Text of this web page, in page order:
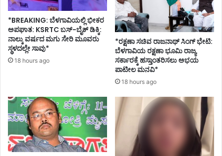
*BREAKING: ಬೆಳಗಾವಿಯಲ್ಲಿ ಭೀಕರ
ಅಪಘಾತ: KSRTC ಬಸ್-ಬೈಕ್ ಡಿಕ್ಕಿ:
ನಾಲ್ಕು ವರ್ಷದ ಮಗು ಸೇರಿ ಮೂವರು
ಸ್ಥಳದಲ್ಲೇ ಸಾವು*
18 hours ago
*ರಕ್ಷಣಾ ಸಚಿವ ರಾಜನಾಥ್ ಸಿಂಗ್ ಭೇಟಿ:
ಬೆಳಗಾವಿಯ ರಕ್ಷಣಾ ಭೂಮಿ ರಾಜ್ಯ
ಸರ್ಕಾರಕ್ಕೆ ಹಸ್ತಾಂತರಿಸಲು ಅಭಯ
ಪಾಟೀಲ ಮನವಿ*
18 hours ago